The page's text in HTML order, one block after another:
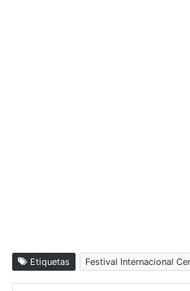
Etiquetas Festival Internacional